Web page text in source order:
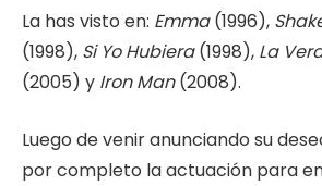
La has visto en: Emma(1996),
(1998), Si Yo Hubiera(1998), La
(2005) y Iron Man(2008).
Luego de venir anunciando su
por completo la actuación para